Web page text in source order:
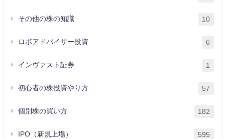
その他の株の知識 10
ロボアドバイザー投資 6
インヴァスト証券 1
初心者の株投資やり方 57
個別株の買い方 182
IPO（新規上場） 595